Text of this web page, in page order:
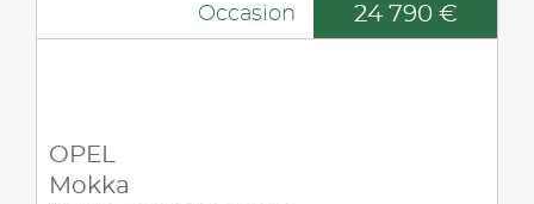
Occasion 24 790 €
OPEL
Mokka